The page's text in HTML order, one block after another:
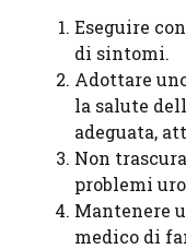
Eseguire
di sintomi.
Adottare
la salute
adeguata,
Non
problemi
Mantenere
medico di